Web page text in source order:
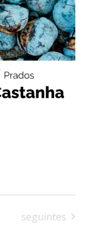
Eventos
seguintes